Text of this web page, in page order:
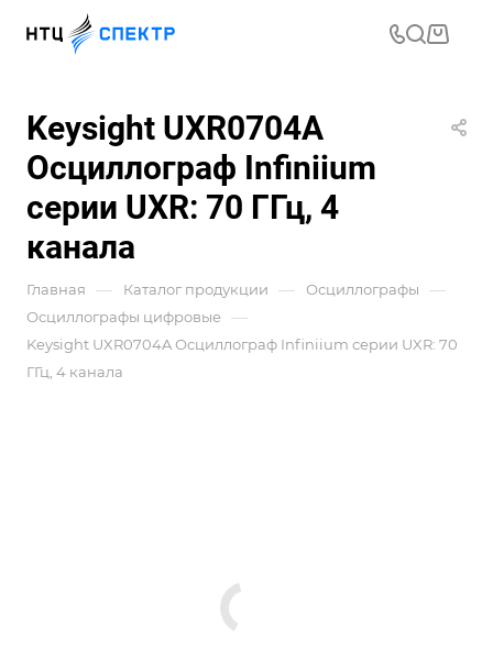
Keysight UXR0704A
Осциллограф Infiniium
серии UXR: 70 ГГц, 4
канала
Главная — Каталог продукции — Осциллографы —
Осциллографы цифровые —
Keysight UXR0704A Осциллограф Infiniium серии UXR: 70
ГГц, 4 канала